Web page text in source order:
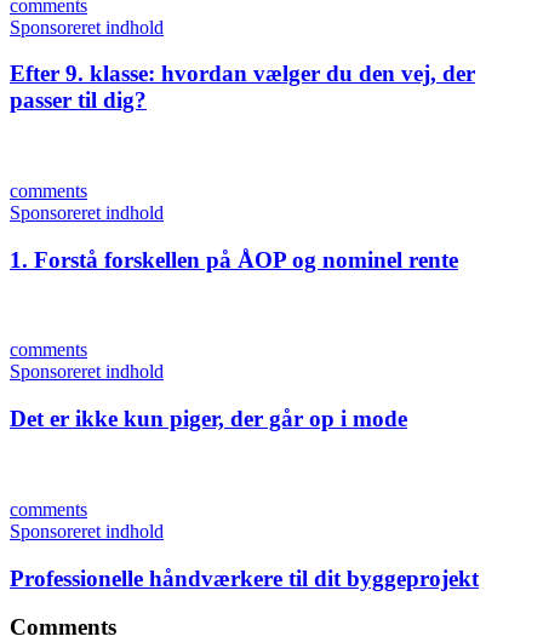
comments
Sponsoreret indhold
Efter 9. klasse: hvordan vælger du den vej, der
passer til dig?
comments
Sponsoreret indhold
1. Forstå forskellen på ÅOP og nominel rente
comments
Sponsoreret indhold
Det er ikke kun piger, der går op i mode
comments
Sponsoreret indhold
Professionelle håndværkere til dit byggeprojekt
Comments